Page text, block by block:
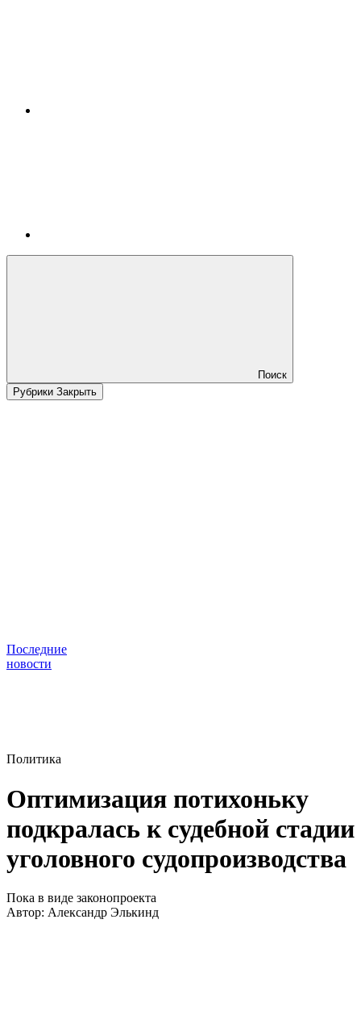
Поиск
Рубрики Закрыть
Последние
новости
Политика
Оптимизация потихоньку
подкралась к судебной стадии
уголовного судопроизводства
Пока в виде законопроекта
Автор: Александр Элькинд